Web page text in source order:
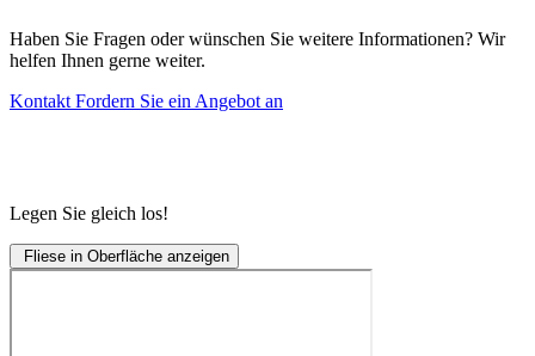
Haben Sie Fragen oder wünschen Sie weitere Informationen? Wir
helfen Ihnen gerne weiter.
Kontakt Fordern Sie ein Angebot an
Legen Sie gleich los!
Fliese in Oberfläche anzeigen